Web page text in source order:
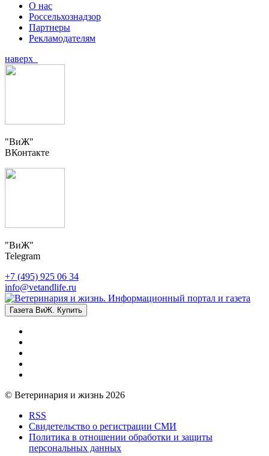
О нас
Россельхознадзор
Партнеры
Рекламодателям
наверх
"ВиЖ"
ВКонтакте
"ВиЖ"
Telegram
+7 (495) 925 06 34
info@vetandlife.ru
Газета ВиЖ. Купить
© Ветеринария и жизнь 2026
RSS
Свидетельство о регистрации СМИ
Политика в отношении обработки и защиты
персональных данных